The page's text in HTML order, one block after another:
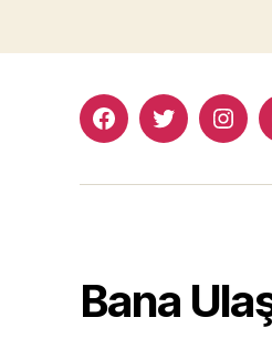
facebook:halityesil
Bana